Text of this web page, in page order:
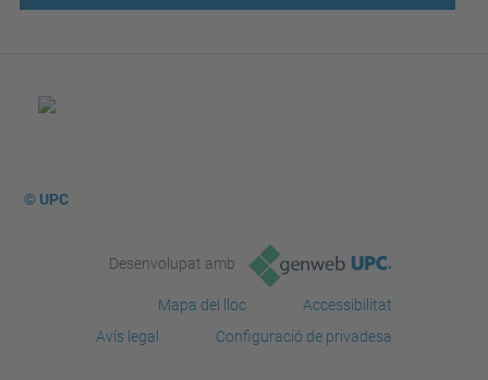
© UPC
Desenvolupat amb
Mapa del lloc
Accessibilitat
Avís legal
Configuració de privadesa